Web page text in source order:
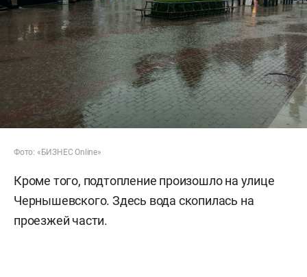
Фото: «БИЗНЕС Online»
Кроме того, подтопление произошло на улице
Чернышевского. Здесь вода скопилась на
проезжей части.